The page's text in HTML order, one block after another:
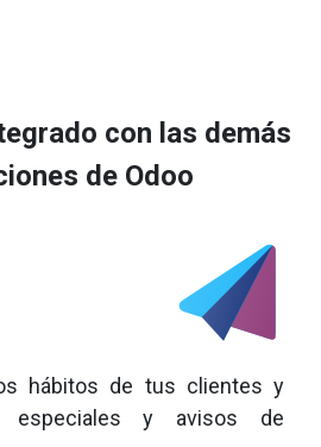
con las demás
de Odoo
hábitos de tus clientes y
especiales y avisos de